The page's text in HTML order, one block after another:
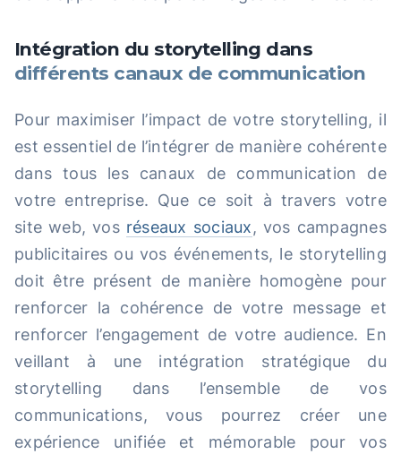
Intégration du storytelling dans
différents canaux de communication
Pour maximiser l’impact de votre storytelling, il
est essentiel de l’intégrer de manière cohérente
dans tous les canaux de communication de
votre entreprise. Que ce soit à travers votre
site web, vos réseaux sociaux, vos campagnes
publicitaires ou vos événements, le storytelling
doit être présent de manière homogène pour
renforcer la cohérence de votre message et
renforcer l’engagement de votre audience. En
veillant à une intégration stratégique du
storytelling dans l’ensemble de vos
communications, vous pourrez créer une
expérience unifiée et mémorable pour vos